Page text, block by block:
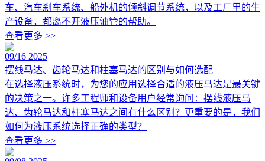
车、汽车刹车系统、船外机的倾斜调节系统，以及工厂里的生
产设备，都离不开液压油管的帮助。
查看更多 >>
09/16 2025
摆线马达、齿轮马达和柱塞马达的区别与如何选配
在选择液压系统时，为您的应用选择合适的液压马达是最关键
的决策之一。许多工程师和设备用户经常询问：摆线液压马
达、齿轮马达和柱塞马达之间有什么区别？更重要的是，我们
如何为液压系统选择正确的类型？
查看更多 >>